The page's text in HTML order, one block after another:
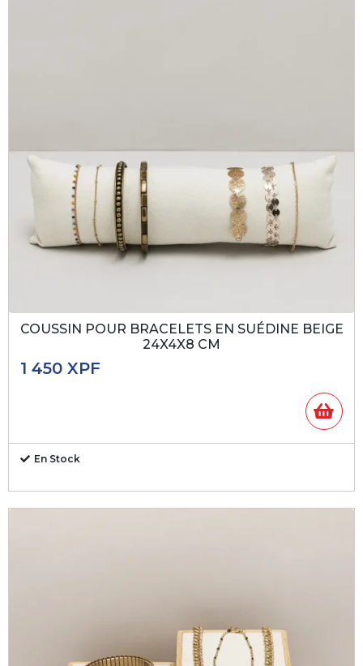
COUSSIN POUR BRACELETS EN SUÉDINE BEIGE
24X4X8 CM
1 450XPF
En Stock